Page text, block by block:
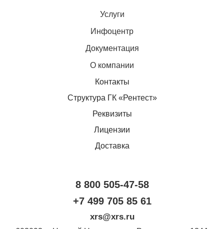
Услуги
Инфоцентр
Документация
О компании
Контакты
Структура ГК «Рентест»
Реквизиты
Лицензии
Доставка
8 800 505-47-58
+7 499 705 85 61
xrs@xrs.ru